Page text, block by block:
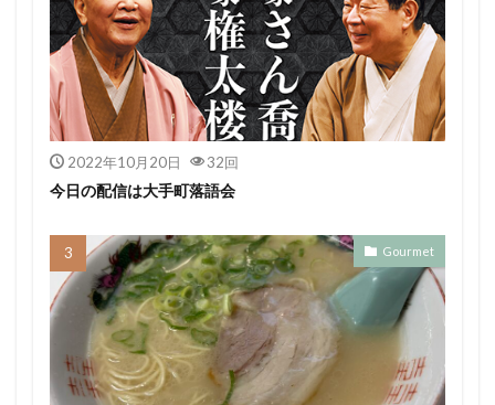
2022年10月20日 32回
今日の配信は大手町落語会
Gourmet